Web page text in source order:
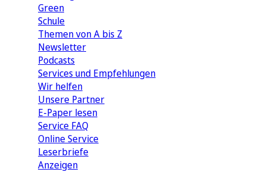
Green
Schule
Themen von A bis Z
Newsletter
Podcasts
Services und Empfehlungen
Wir helfen
Unsere Partner
E-Paper lesen
Service FAQ
Online Service
Leserbriefe
Anzeigen